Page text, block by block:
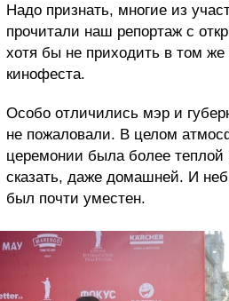
Надо признать, многие из
прочитали наш репортаж с
хотя бы не приходить в том
кинофеста.
Особо отличились мэр и
не пожаловали. В целом
церемонии была более
сказать, даже домашней. И
был почти уместен.